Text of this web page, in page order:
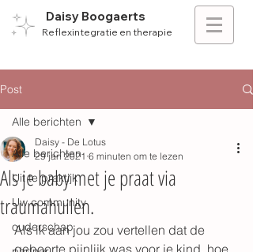
Daisy Boogaerts
Reflexintegratie en therapie
Post
Alle berichten
Uit te praktijk
Uw community
ouderschap
Alle berichten
Als je baby met je praat via
traumahuilen.
Daisy - De Lotus
29 jan 2021 6 minuten om te lezen
Als ik aan jou zou vertellen dat de
geboorte pijnlijk was voor je kind, hoe